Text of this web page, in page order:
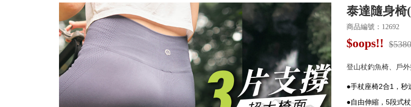
泰達隨身椅
商品編號：12692
$oops!! $5380
登山杖釣魚椅、戶
●手杖座椅2合1，秒
●自由伸縮，5段式